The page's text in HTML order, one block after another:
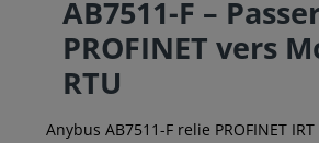
AB7511-F –
PROFINET vers
RTU
Anybus AB7511-F relie PROFINET